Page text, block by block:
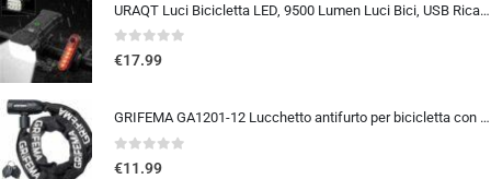
URAQT Luci Bicicletta LED, 9500 Lumen Luci Bici, USB Ricaricabile 12 LED Super Luminosa, IP65 Impermeabile 5+4 modalità, Luce
0out of 5
€17.99
GRIFEMA GA1201-12 Lucchetto antifurto per bicicletta con chiave, lucchetto a catena per biciclette, moto, scooter, 120 cm, ne
0out of 5
€11.99